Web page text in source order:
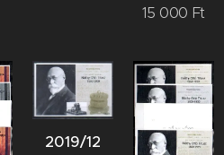
15 000 Ft
2019/12